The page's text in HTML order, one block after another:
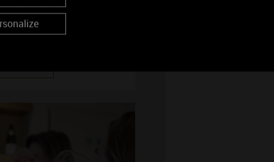
Cités… Organisez votre
dans le vignoble.